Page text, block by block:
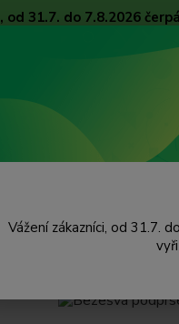
od 31.7. do 7.8.2026
Obchodní podmínky
Bezešvá
Vážení zákazníci, od 31.7.